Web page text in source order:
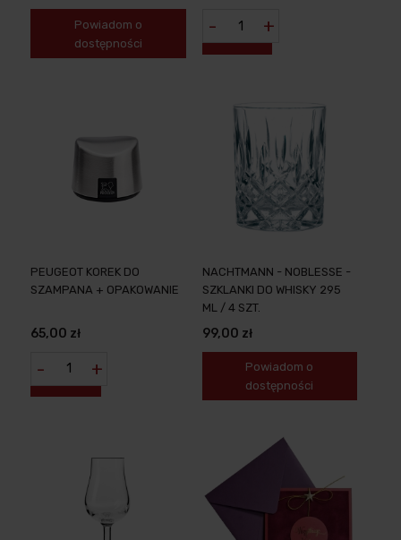
Powiadom o
dostępności
- +
PEUGEOT KOREK DO
SZAMPANA + OPAKOWANIE
65,00 zł
- +
NACHTMANN - NOBLESSE -
SZKLANKI DO WHISKY 295
ML / 4 SZT.
99,00 zł
Powiadom o
dostępności